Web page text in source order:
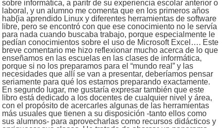
sobre informática, a paritr de su experiencia escolar anterior o
laboral, y un alumno me comenta que en los primeros años
hab{ia aprendido Linux y diferentes herramientas de software
libre, pero se encontró con que ese conocimiento no le servía
para nada cuando buscaba trabajo, porque especialmente le
pedían conocimientos sobre el uso de Microsoft Excel…. Este
breve comentario me hizo reflexionar mucho acerca de lo que
enseñamos en las escuelas en las clases de informática,
porque si no los preparamos para el “mundo real” y las
necesidades que allí se van a presentar, deberíamos pensar
seriamente para qué los estamos preparando exactamente.
En segundo lugar, me gustaría expresar también que este
libro está dedicado a los docentes de cualquier nivel y área,
con el propósito de acercarles algunas de las herramientas
más usuales que tienen a su disposición -tanto ellos como
sus alumnos- para aprovecharlas como recursos didácticos y